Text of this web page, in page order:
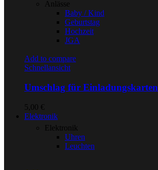
Anlässe
Baby / Kind
Geburtstag
Hochzeit
JGA
Add to compare
Schnellansicht
Umschlag für Einladungskarten
5,00 €
Elektronik
Elektronik
Uhren
Leuchten